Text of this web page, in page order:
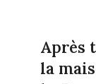
Après
la